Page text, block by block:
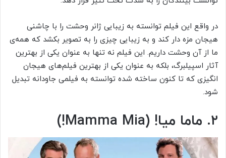
در واقع این فیلم توانسته به زیبایی ژانر وحشت را با چاشنی
هیجان مزه دار کند و به زیبایی چیزی را به تصویر بکشد که همه‌ی
ما از آن وحشت داریم. این فیلم نه تنها به عنوان یکی از بهترین
آثار اسپیلبرگ، بلکه به عنوان یکی از بهترین فیلم‌های هیجان
‌انگیزی که تا کنون ساخته شده توانسته به فیلمی جاودانه تبدیل
شود.
۲. ماما میا! (Mamma Mia!)